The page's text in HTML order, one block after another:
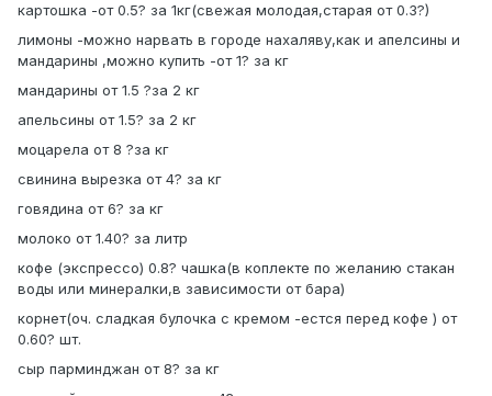
картошка -от 0.5? за 1кг(свежая молодая,старая от 0.3?)
лимоны -можно нарвать в городе нахаляву,как и апелсины и
мандарины ,можно купить -от 1? за кг
мандарины от 1.5 ?за 2 кг
апельсины от 1.5? за 2 кг
моцарела от 8 ?за кг
свинина вырезка от 4? за кг
говядина от 6? за кг
молоко от 1.40? за литр
кофе (экспрессо) 0.8? чашка(в коплекте по желанию стакан
воды или минералки,в зависимости от бара)
корнет(оч. сладкая булочка с кремом -естся перед кофе ) от
0.60? шт.
сыр парминджан от 8? за кг